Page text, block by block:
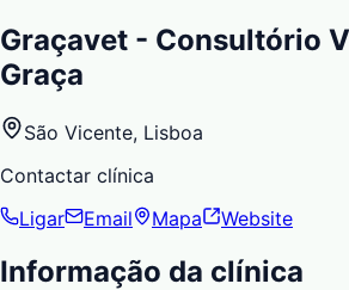
Graçavet - Consultório
Graça
São Vicente, Lisboa
Contactar clínica
Ligar
Email Mapa Website
Informação da clínica